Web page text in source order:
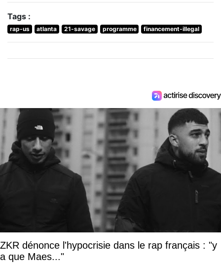
Tags :
rap-us atlanta 21-savage programme financement-illegal
ZKR dénonce l'hypocrisie dans le rap français : "y
a que Maes..."